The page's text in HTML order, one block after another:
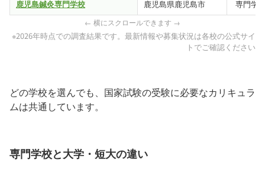
鹿児島鍼灸専門学校
鹿児島県鹿児島市 専門学
※2026年時点での調査結果です。最新情報や募集状況は各校の公式サイ
トでご確認ください
どの学校を選んでも、国家試験の受験に必要なカリキュラ
ムは共通しています。
専門学校と大学・短大の違い